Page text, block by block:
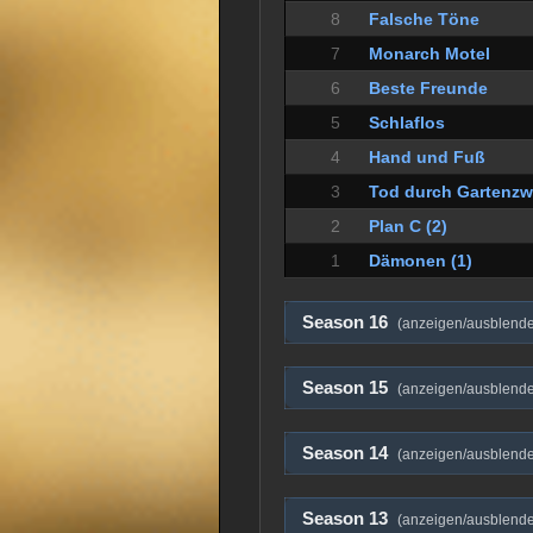
8 Falsche Töne
7 Monarch Motel
6 Beste Freunde
5 Schlaflos
4 Hand und Fuß
3 Tod durch
2 Plan C (2)
1 Dämonen (1)
Season 16 (anzeigen/
Season 15 (anzeigen/
Season 14 (anzeigen/
Season 13 (anzeigen/